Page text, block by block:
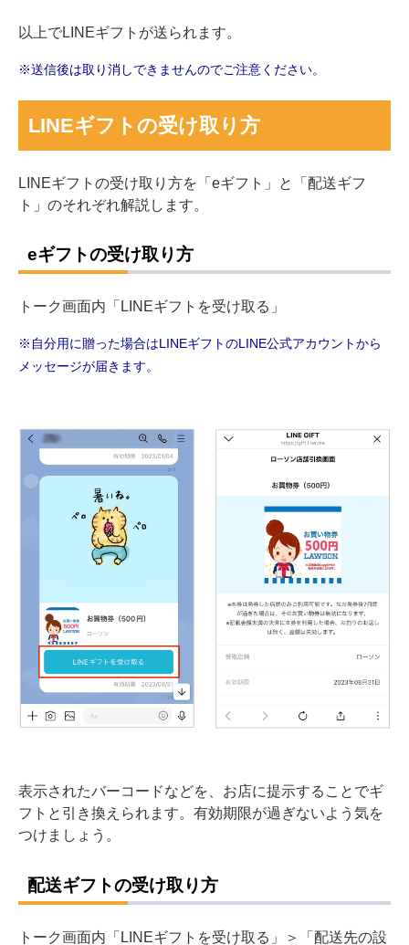
以上でLINEギフトが送られます。
※送信後は取り消しできませんのでご注意ください。
LINEギフトの受け取り方
LINEギフトの受け取り方を「eギフト」と「配送ギフ
ト」のそれぞれ解説します。
eギフトの受け取り方
トーク画面内「LINEギフトを受け取る」
※自分用に贈った場合はLINEギフトのLINE公式アカウントから
メッセージが届きます。
表示されたバーコードなどを、お店に提示することでギ
フトと引き換えられます。有効期限が過ぎないよう気を
つけましょう。
配送ギフトの受け取り方
トーク画面内「LINEギフトを受け取る」＞「配送先の設